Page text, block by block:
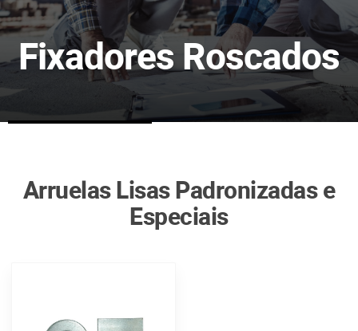
Fixadores Roscados
Arruelas Lisas Padronizadas e
Especiais